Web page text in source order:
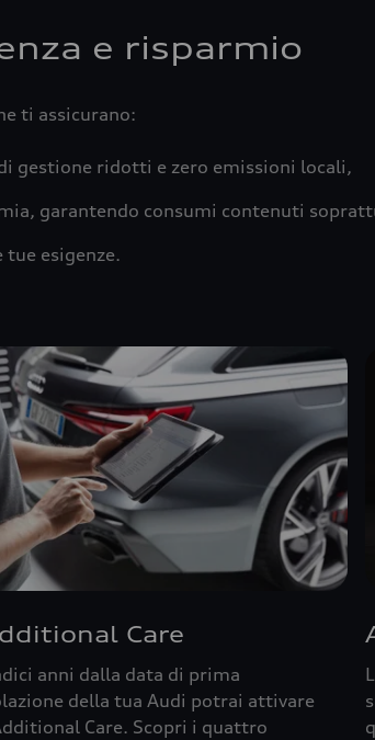
e risparmio
ti assicurano:
gestione ridotti e zero emissioni locali,
garantendo consumi contenuti
esigenze.
Care
anni dalla data di prima
della tua Audi potrai attivare
Care. Scopri i quattro